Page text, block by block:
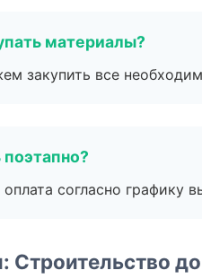
материалы?
закупить все
согласно графику
Строительство